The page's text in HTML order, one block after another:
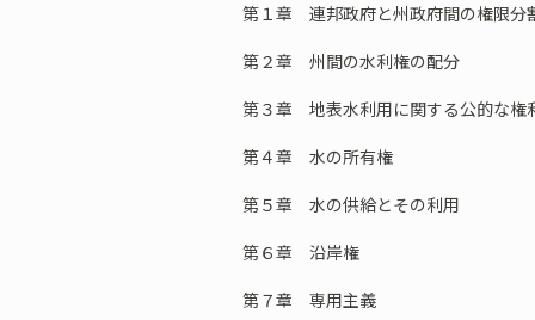
第１章 連邦政府と州政府間の権限分
第２章 州間の水利権の配分
第３章 地表水利用に関する公的な権
第４章 水の所有権
第５章 水の供給とその利用
第６章 沿岸権
第７章 専用主義